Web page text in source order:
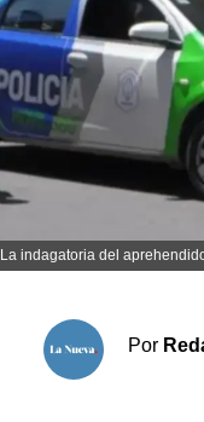
Sociedad y tiempo
El tiempo
Clasificados
Suplementos
Servicios
La indagatoria del
Por